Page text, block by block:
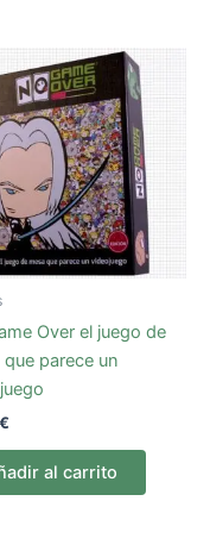
Over el juego de
que parece un
€
al carrito